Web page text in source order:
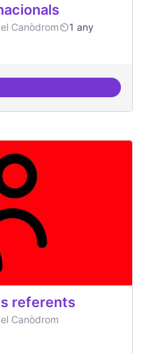
Canòdrom
1 any
centres-lab internacionals
referents
Canòdrom